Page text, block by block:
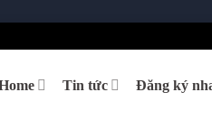
Tin tức Đăng ký